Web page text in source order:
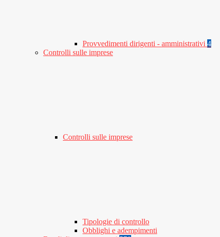
Provvedimenti dirigenti - amministrativi 4
Controlli sulle imprese
Controlli sulle imprese
Tipologie di controllo
Obblighi e adempimenti